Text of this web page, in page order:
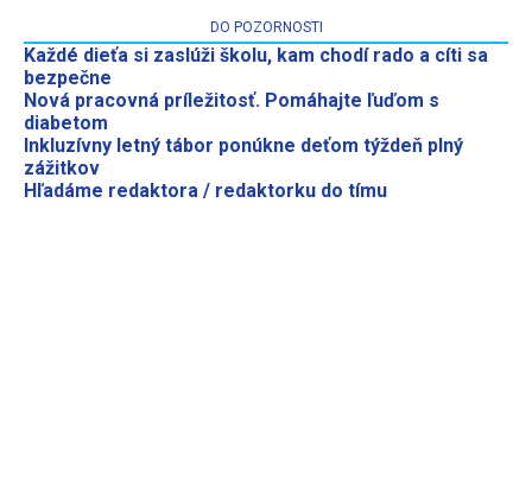
DO POZORNOSTI
Každé dieťa si zaslúži školu, kam chodí rado a cíti sa
bezpečne
Nová pracovná príležitosť. Pomáhajte ľuďom s
diabetom
Inkluzívny letný tábor ponúkne deťom týždeň plný
zážitkov
Hľadáme redaktora / redaktorku do tímu